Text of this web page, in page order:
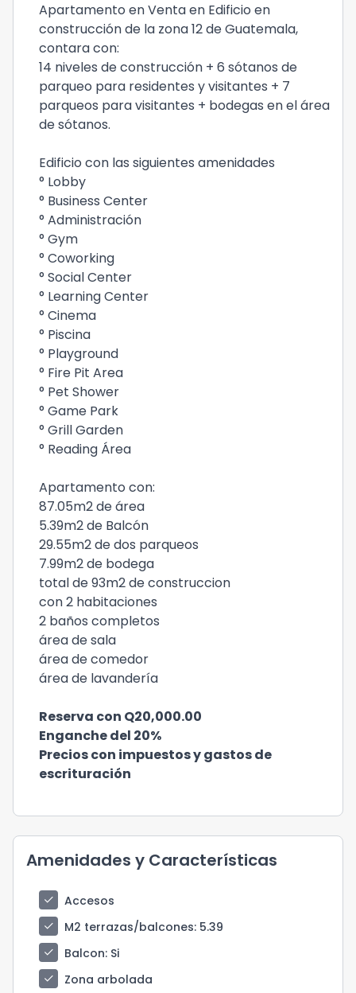
Apartamento en Venta en Edificio en
construcción de la zona 12 de Guatemala,
contara con:
14 niveles de construcción + 6 sótanos de
parqueo para residentes y visitantes + 7
parqueos para visitantes + bodegas en el área
de sótanos.
Edificio con las siguientes amenidades
° Lobby
° Business Center
° Administración
° Gym
° Coworking
° Social Center
° Learning Center
° Cinema
° Piscina
° Playground
° Fire Pit Area
° Pet Shower
° Game Park
° Grill Garden
° Reading Área
Apartamento con:
87.05m2 de área
5.39m2 de Balcón
29.55m2 de dos parqueos
7.99m2 de bodega
total de 93m2 de construccion
con 2 habitaciones
2 baños completos
área de sala
área de comedor
área de lavandería
Reserva con Q20,000.00
Enganche del 20%
Precios con impuestos y gastos de
escrituración
Amenidades y Características
check
Accesos
check
M2 terrazas/balcones: 5.39
check
Balcon: Si
check
Zona arbolada